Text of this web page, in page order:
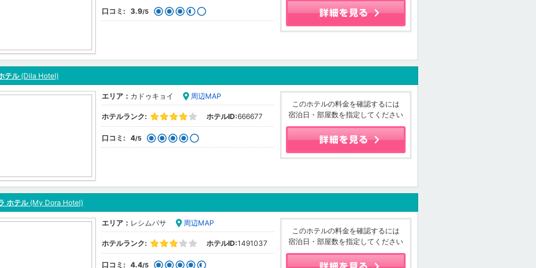
口コミ: 3.9/5
テル(Dila Hotel)
エリア： カドゥキョイ 周辺MAP
ホテルランク: ホテルID:666677
口コミ: 4/5
このホテルの料金を確認するには
宿泊日・部屋数を指定してください
ホテル(My Dora Hotel)
エリア： レシムパサ 周辺MAP
ホテルランク: ホテルID:1491037
口コミ: 4.4/5
このホテルの料金を確認するには
宿泊日・部屋数を指定してください